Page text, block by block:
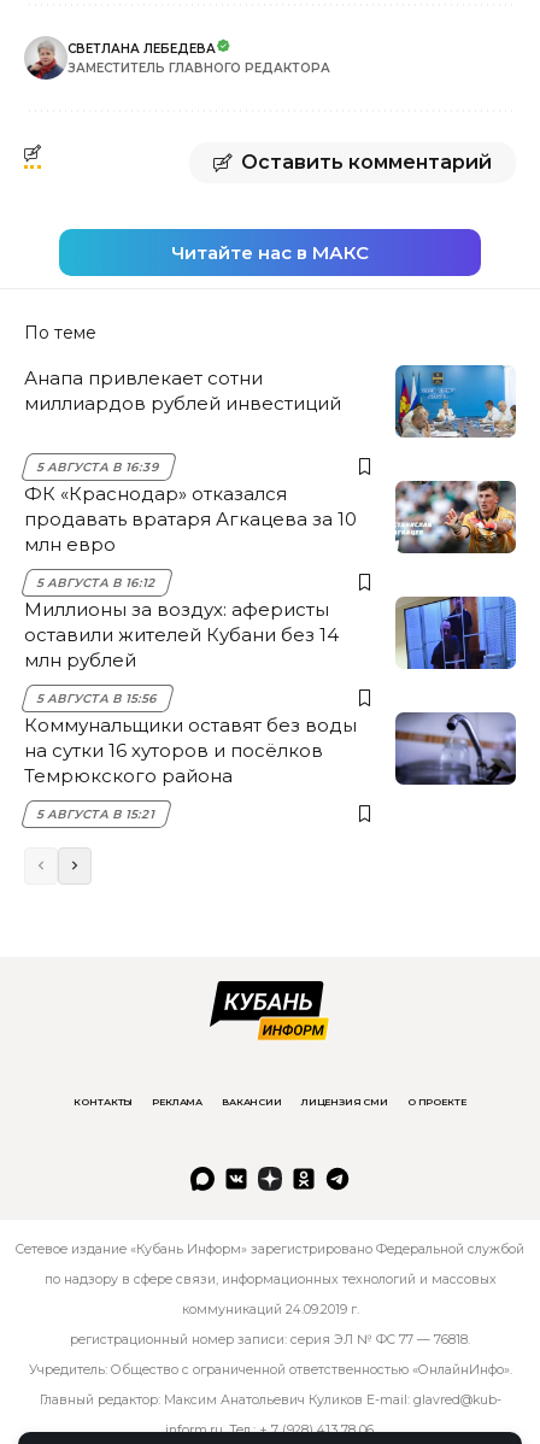
СВЕТЛАНА ЛЕБЕДЕВА
ЗАМЕСТИТЕЛЬ ГЛАВНОГО РЕДАКТОРА
Оставить комментарий
Читайте нас в МАКС
По теме
Анапа привлекает сотни
миллиардов рублей инвестиций
5 АВГУСТА В 16:39
ФК «Краснодар» отказался
продавать вратаря Агкацева за 10
млн евро
5 АВГУСТА В 16:12
Миллионы за воздух: аферисты
оставили жителей Кубани без 14
млн рублей
5 АВГУСТА В 15:56
Коммунальщики оставят без воды
на сутки 16 хуторов и посёлков
Темрюкского района
5 АВГУСТА В 15:21
КОНТАКТЫ РЕКЛАМА ВАКАНСИИ ЛИЦЕНЗИЯ СМИ О ПРОЕКТЕ
Сетевое издание «Кубань Информ» зарегистрировано Федеральной службой
по надзору в сфере связи, информационных технологий и массовых
коммуникаций 24.09.2019 г.
регистрационный номер записи: серия ЭЛ № ФС 77 — 76818.
Учредитель: Общество с ограниченной ответственностью «ОнлайнИнфо».
Главный редактор: Максим Анатольевич Куликов E-mail: glavred@kub-
inform.ru. Тел.:+ 7 (928) 413 78 06.